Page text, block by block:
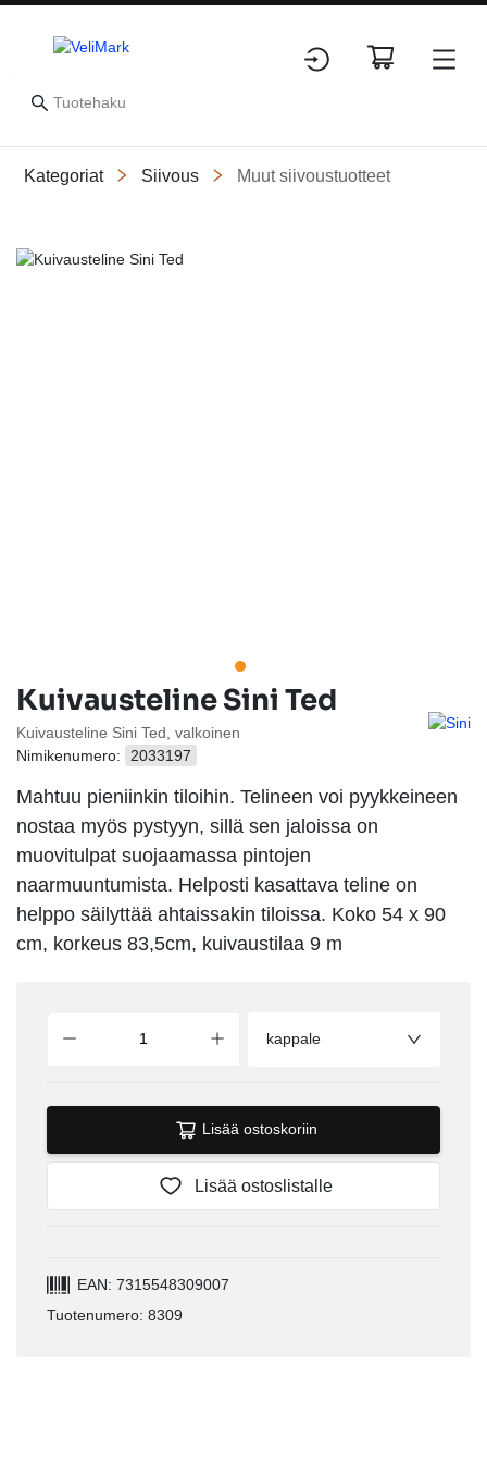
Kategoriat Siivous Muut siivoustuotteet
Slide 1 of 1
Kuivausteline Sini Ted
Kuivausteline Sini Ted, valkoinen
Nimikenumero:
2033197
Mahtuu pieniinkin tiloihin. Telineen voi pyykkeineen
nostaa myös pystyyn, sillä sen jaloissa on
muovitulpat suojaamassa pintojen
naarmuuntumista. Helposti kasattava teline on
helppo säilyttää ahtaissakin tiloissa. Koko 54 x 90
cm, korkeus 83,5cm, kuivaustilaa 9 m
kappale
Lisää ostoskoriin
Lisää ostoslistalle
EAN: 7315548309007
Tuotenumero: 8309